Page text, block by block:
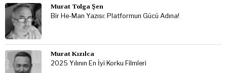
Murat Tolga Şen
Bir He-Man Yazısı: Platformun Gücü Adına!
Murat Kızılca
2025 Yılının En İyi Korku Filmleri